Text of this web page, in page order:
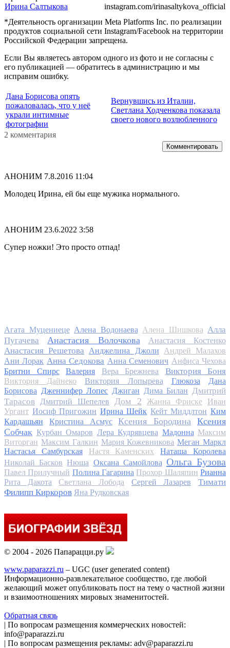
Ирина Салтыкова
instagram.com/irinasaltykova_official
*Деятельность организации Meta Platforms Inc. по реализации
продуктов социальной сети Instagram/Facebook на территории
Российской Федерации запрещена.
Если Вы являетесь автором одного из фото и не согласны с
его публикацией — обратитесь в администрацию и мы
исправим ошибку.
Дана Борисова опять
пожаловалась, что у неё
украли интимные
фотографии
Вернувшись из Италии,
Светлана Ходченкова показала
своего нового возлюбленного
2 комментария
Комментировать
АНОНИМ 7.8.2016 11:04
Молодец Ирина, ей бы еще мужика нормального.
АНОНИМ 23.6.2022 3:58
Супер ножки! Это просто отпад!
Агата Муцениеце Алена Водонаева Алена Шишкова Алла
Пугачева
Анастасия Волочкова Анастасия Костенко
Анастасия Решетова Анджелина Джоли
Андрей Малахов
Ани Лорак Анна Седокова Анна Семенович Анфиса Чехова
Бритни Спирс
Валерия Вера Брежнева Виктория Боня
Виктория Дайнеко Виктория Лопырева Глюкоза
Дана
Борисова Дженнифер Лопес Джиган Дима Билан
Дмитрий
Тарасов
Дмитрий Шепелев Дом 2 Жанна Фриске
Иван
Ургант Иосиф Пригожин Ирина Шейк Кейт Миддлтон Ким
Кардашьян
Кристина Асмус Ксения Бородина
Ксения
Собчак Курбан Омаров Лера Кудрявцева Мадонна Максим
Виторган Максим Галкин Мария Кожевникова Меган Маркл
Настасья Самбурская
Настя Каменских
Наташа Королева
Николай Басков Нюша Оксана Самойлова Ольга Бузова
Павел Прилучный Полина Гагарина Прохор Шаляпин Рианна
Рита Дакота
Светлана Лобода Сергей Лазарев
Тимати
Филипп Киркоров Яна Рудковская
© 2004 - 2026 Папарацци.ру
www.paparazzi.ru – UGC (user generated content)
Информационно-развлекательное сообщество, где любой
желающий может опубликовать пост на тему о частной жизни
и взаимоотношениях мировых знаменитостей.
Обратная связь
| По вопросам размещения коммерческих новостей:
info@paparazzi.ru
| По вопросам размещения рекламы: adv@paparazzi.ru